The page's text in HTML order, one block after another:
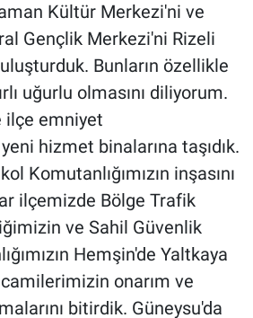
Kültür Merkezi'ni ve
Gençlik Merkezi'ni Rizeli
Bunların özellikle
uğurlu olmasını diliyorum.
ilçe emniyet
hizmet binalarına taşıdık.
Komutanlığımızın inşasını
ilçemizde Bölge Trafik
ve Sahil Güvenlik
Hemşin'de Yaltkaya
onarım ve
bitirdik. Güneysu'da